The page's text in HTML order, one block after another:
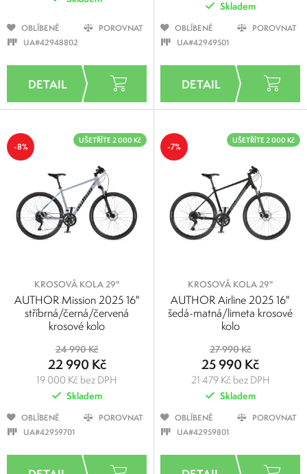
OBLÍBENÉ
POROVNAT
UA#42948802
Skladem
OBLÍBENÉ
POROVNAT
UA#42949501
-8%
UŠETŘÍTE 2 000 Kč
KROSOVÁ KOLA 29"
AUTHOR Mission 2025 16"
stříbrná/černá/červená
krosové kolo
24 990 Kč
22 990 Kč
19 000 Kč bez DPH
Skladem
OBLÍBENÉ
POROVNAT
UA#42959701
-7%
UŠETŘÍTE 2 000 Kč
KROSOVÁ KOLA 29"
AUTHOR Airline 2025 16"
šedá-matná/limeta krosové
kolo
27 990 Kč
25 990 Kč
21 479 Kč bez DPH
Skladem
OBLÍBENÉ
POROVNAT
UA#42959801